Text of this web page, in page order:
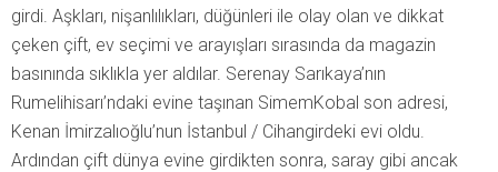
girdi. Aşkları, nişanlılıkları, düğünleri ile olay olan ve dikkat
çeken çift, ev seçimi ve arayışları sırasında da magazin
basınında sıklıkla yer aldılar. Serenay Sarıkaya’nın
Rumelihisarı’ndaki evine taşınan SimemKobal son adresi,
Kenan İmirzalıoğlu’nun İstanbul / Cihangirdeki evi oldu.
Ardından çift dünya evine girdikten sonra, saray gibi ancak